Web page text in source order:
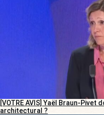
[VOTRE AVIS] Yaël Braun-
architectural ?